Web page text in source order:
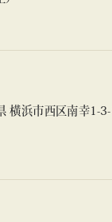
横浜市西区南幸1-